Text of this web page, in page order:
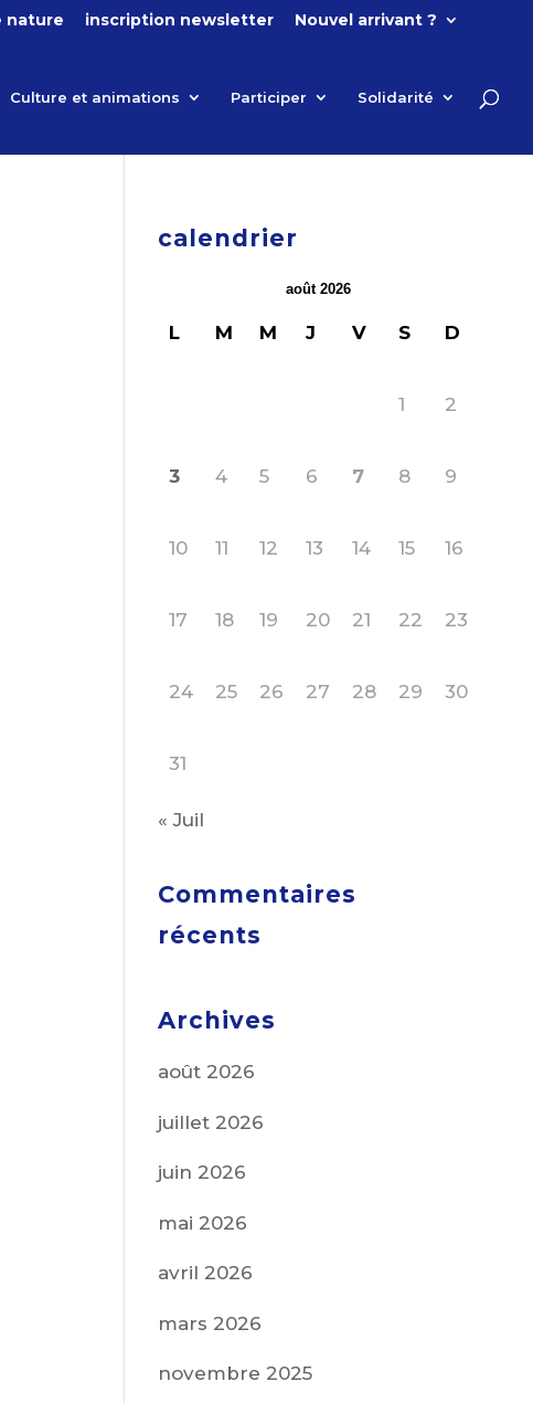
nature inscription newsletter Nouvel arrivant ?
Culture et animations Participer Solidarité
calendrier
août 2026
L M M J V S D
1 2
3 4 5 6 7 8 9
10 11 12 13 14 15 16
17 18 19 20 21 22 23
24 25 26 27 28 29 30
31
« Juil
Commentaires
récents
Archives
août 2026
juillet 2026
juin 2026
mai 2026
avril 2026
mars 2026
novembre 2025